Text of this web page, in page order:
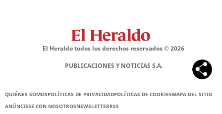
El Heraldo todos los derechos reservados ©2026
PUBLICACIONES Y NOTICIAS S.A.
QUIÉNES SOMOSPOLÍTICAS DE PRIVACIDADPOLÍTICAS DE COOKIESMAPA DEL SITIO
ANÚNCIESE CON NOSOTROSNEWSLETTERRSS